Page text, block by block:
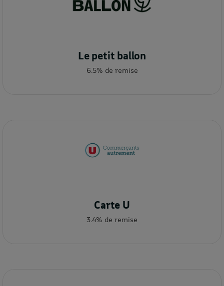
Le petit ballon
6.5% de remise
Carte U
3.4% de remise